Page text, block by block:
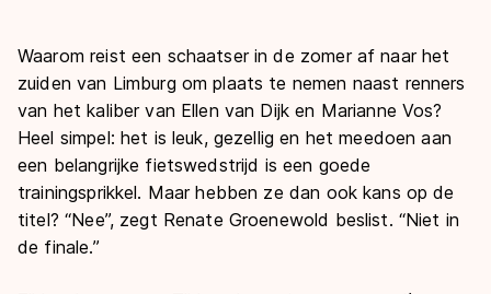
Waarom reist een schaatser in de zomer af naar het
zuiden van Limburg om plaats te nemen naast renners
van het kaliber van Ellen van Dijk en Marianne Vos?
Heel simpel: het is leuk, gezellig en het meedoen aan
een belangrijke fietswedstrijd is een goede
trainingsprikkel. Maar hebben ze dan ook kans op de
titel? “Nee”, zegt Renate Groenewold beslist. “Niet in
de finale.”